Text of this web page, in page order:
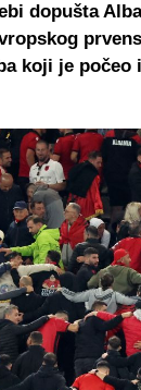
dopušta
koji je